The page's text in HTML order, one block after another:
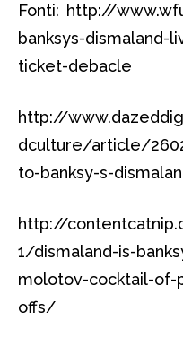
Fonti: http://
banksys-dismaland-
ticket-debacle
http://
dculture/article/
to-banksy-s-
http://
1/dismaland-is-
molotov-cocktail-of-
offs/